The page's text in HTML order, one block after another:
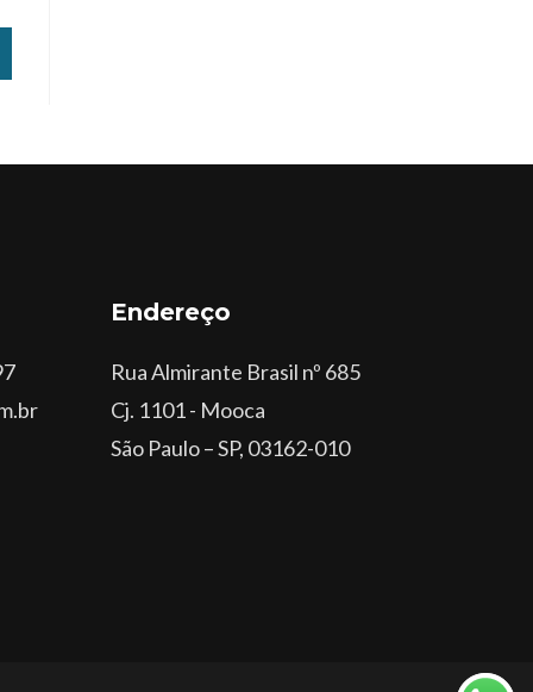
Endereço
Rua Almirante Brasil nº 685
Cj. 1101 - Mooca
São Paulo – SP, 03162-010